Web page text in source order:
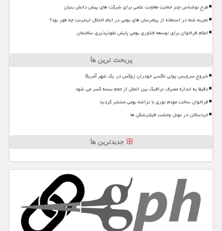
طرح نوشناس چتر حمایت معاونت علمی برای شرکت های پیش دانش بنیان
تجربه شما در استفاده از پیامرسان های بومی در ایام اختلال اینترنت چه طور بود؟
اعلام فراخوان برای توسعه فناوری بومی پایش نفوذپذیری ساختمان
پربحث ترین ها
شروع سرویس پولی تاکسی خودران زوکس در یک شهر آمریکا
دقیقا به اندازه مصرف ترافیک بین الملل از حجم بسته کسر می شود
فراخوان ساخت مودم نوری با تراشه بومی منتشر گردید
خردسالان در تونل وحشت فیلترشکن ها
جدیدترین ها